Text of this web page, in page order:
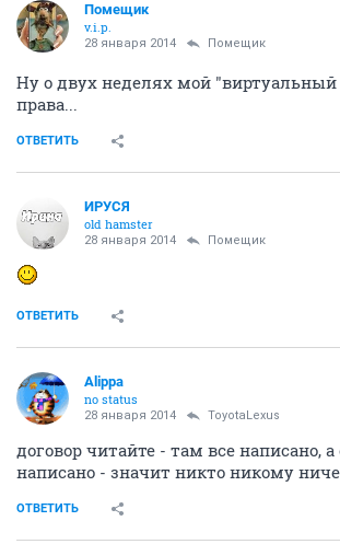
Помещик
v.i.p.
28 января 2014 Помещик
Ну о двух неделях мой "виртуальный
права...
ОТВЕТИТЬ
ИРУСЯ
old hamster
28 января 2014 Помещик
ОТВЕТИТЬ
Alippa
no status
28 января 2014 ToyotaLexus
договор читайте - там все написано, а
написано - значит никто никому
ОТВЕТИТЬ